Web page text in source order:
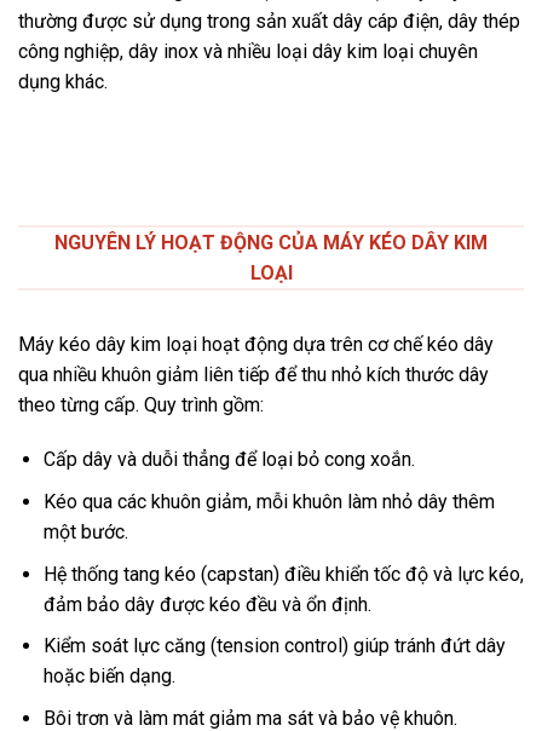
thường được sử dụng trong sản xuất dây cáp điện, dây thép
công nghiệp, dây inox và nhiều loại dây kim loại chuyên
dụng khác.
NGUYÊN LÝ HOẠT ĐỘNG CỦA MÁY KÉO DÂY KIM
LOẠI
Máy kéo dây kim loại hoạt động dựa trên cơ chế kéo dây
qua nhiều khuôn giảm liên tiếp để thu nhỏ kích thước dây
theo từng cấp. Quy trình gồm:
Cấp dây và duỗi thẳng để loại bỏ cong xoắn.
Kéo qua các khuôn giảm, mỗi khuôn làm nhỏ dây thêm
một bước.
Hệ thống tang kéo (capstan) điều khiển tốc độ và lực kéo,
đảm bảo dây được kéo đều và ổn định.
Kiểm soát lực căng (tension control) giúp tránh đứt dây
hoặc biến dạng.
Bôi trơn và làm mát giảm ma sát và bảo vệ khuôn.